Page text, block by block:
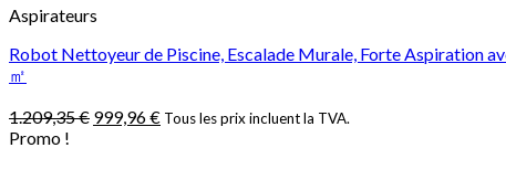
Aspirateurs
Robot Nettoyeur de Piscine, Escalade Murale, Forte Aspiration
㎡
1.209,35€ 999,96€ Tous les prix incluent la TVA.
Promo !